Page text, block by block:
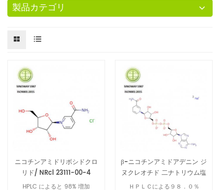
製品カテゴリ
ニコチンアミドリボシドクロ
リド/ NRcl 23111-00-4
HPLC によると 98% 増加
β-ニコチンアミドアデニン ジ
ヌクレオチド 二ナトリウム塩
606-68-8
ＨＰＬＣによる９８．０％